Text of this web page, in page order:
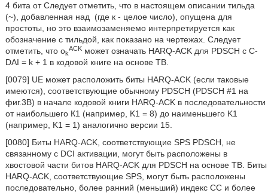
4 бита отСледует отметить, что в настоящем описании тильда
(~), добавленная над
(где к - целое число), опущена для
простоты, но это взаимозаменяемо интерпретируется как
обозначение с тильдой, как показано на чертежах. Следует
отметить, что ok
ACKможет означать HARQ-ACK для PDSCH с C-
DAI = k + 1 в кодовой книге на основе ТВ.
[0079] UE может расположить биты HARQ-ACK (если таковые
имеются), соответствующие обычному PDSCH (PDSCH #1 на
фиг.3В) в начале кодовой книги HARQ-ACK в последовательности
от наибольшего К1 (например, K1 = 8) до наименьшего K1
(например, K1 = 1) аналогично версии 15.
[0080] Биты HARQ-ACK, соответствующие SPS PDSCH, не
связанному с DCI активации, могут быть расположены в
хвостовой части битов HARQ-ACK для PDSCH на основе ТВ. Биты
HARQ-ACK, соответствующие SPS, могут быть расположены
последовательно, более ранний (меньший) индекс СС и более